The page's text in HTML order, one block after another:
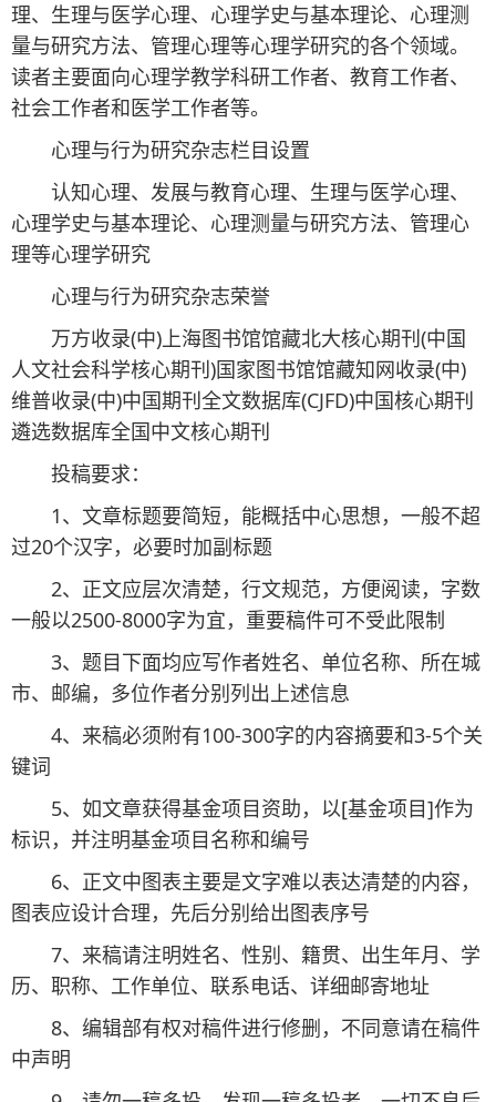
理、生理与医学心理、心理学史与基本理论、心理测
量与研究方法、管理心理等心理学研究的各个领域。
读者主要面向心理学教学科研工作者、教育工作者、
社会工作者和医学工作者等。
心理与行为研究杂志栏目设置
认知心理、发展与教育心理、生理与医学心理、
心理学史与基本理论、心理测量与研究方法、管理心
理等心理学研究
心理与行为研究杂志荣誉
万方收录(中)上海图书馆馆藏北大核心期刊(中国
人文社会科学核心期刊)国家图书馆馆藏知网收录(中)
维普收录(中)中国期刊全文数据库(CJFD)中国核心期刊
遴选数据库全国中文核心期刊
投稿要求：
1、文章标题要简短，能概括中心思想，一般不超
过20个汉字，必要时加副标题
2、正文应层次清楚，行文规范，方便阅读，字数
一般以2500-8000字为宜，重要稿件可不受此限制
3、题目下面均应写作者姓名、单位名称、所在城
市、邮编，多位作者分别列出上述信息
4、来稿必须附有100-300字的内容摘要和3-5个关
键词
5、如文章获得基金项目资助，以[基金项目]作为
标识，并注明基金项目名称和编号
6、正文中图表主要是文字难以表达清楚的内容，
图表应设计合理，先后分别给出图表序号
7、来稿请注明姓名、性别、籍贯、出生年月、学
历、职称、工作单位、联系电话、详细邮寄地址
8、编辑部有权对稿件进行修删，不同意请在稿件
中声明